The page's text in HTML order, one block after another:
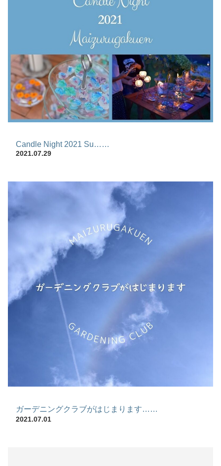
Candle Night 2021 Su……
2021.07.29
ガーデニングクラブがはじまります……
2021.07.01